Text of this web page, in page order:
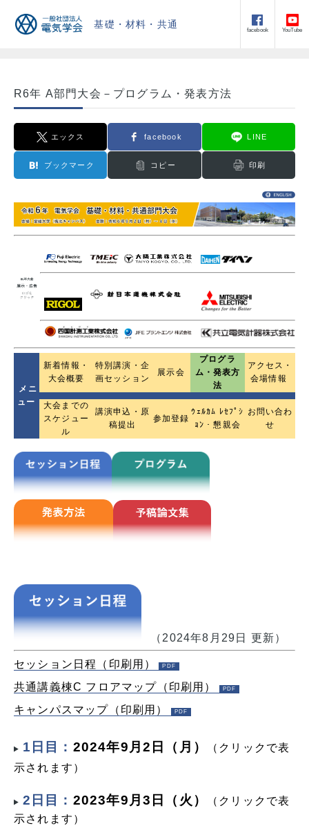
基礎・材料・共通
facebook YouTube
R6年 A部門大会－プログラム・発表方法
エックス facebook LINE
ブックマーク コピー 印刷
メニ
ュー
新着情報・
大会概要
特別講演・企
画セッション
展示会
プログラ
ム・発表方
法
アクセス・
会場情報
大会までの
スケジュー
ル
講演申込・原
稿提出
参加登録
ｳｪﾙｶﾑ ﾚｾﾌﾟｼ
ｮﾝ・懇親会
お問い合わ
せ
（2024年8月29日 更新）
セッション日程（印刷用）
共通講義棟C フロアマップ（印刷用）
キャンパスマップ（印刷用）
1日目： 2024年9月2日（月）
（クリックで表
示されます）
2日目： 2023年9月3日（火）
（クリックで表
示されます）